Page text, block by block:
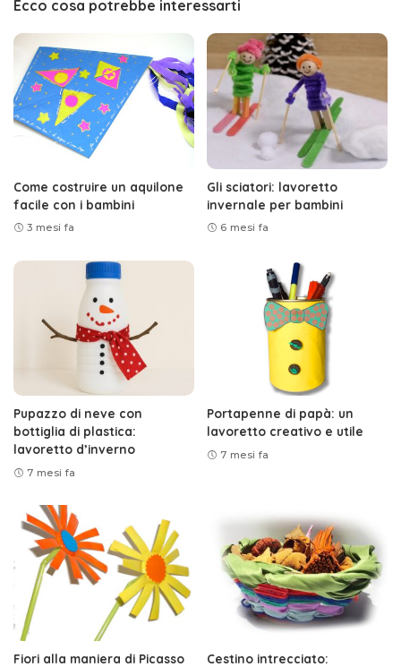
Ecco cosa potrebbe interessarti
Come costruire un aquilone
facile con i bambini
3 mesi fa
Gli sciatori: lavoretto
invernale per bambini
6 mesi fa
Pupazzo di neve con
bottiglia di plastica:
lavoretto d’inverno
7 mesi fa
Portapenne di papà: un
lavoretto creativo e utile
7 mesi fa
Fiori alla maniera di Picasso
Cestino intrecciato: